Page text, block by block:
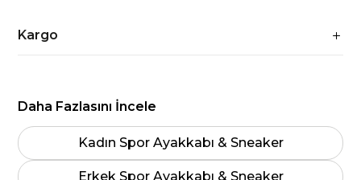
Kargo
Daha Fazlasını İncele
Kadın Spor Ayakkabı & Sneaker
Erkek Spor Ayakkabı & Sneaker